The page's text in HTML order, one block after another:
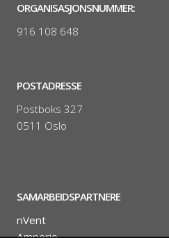
ORGANISASJONSNUMMER:
916 108 648
POSTADRESSE
Postboks 327
0511 Oslo
SAMARBEIDSPARTNERE
nVent